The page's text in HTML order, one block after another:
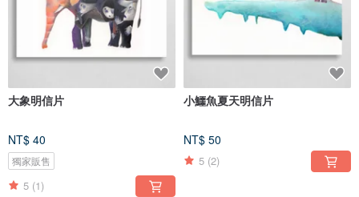
大象明信片
NT$ 40
獨家販售
5 (1)
小鱷魚夏天明信片
NT$ 50
5 (2)